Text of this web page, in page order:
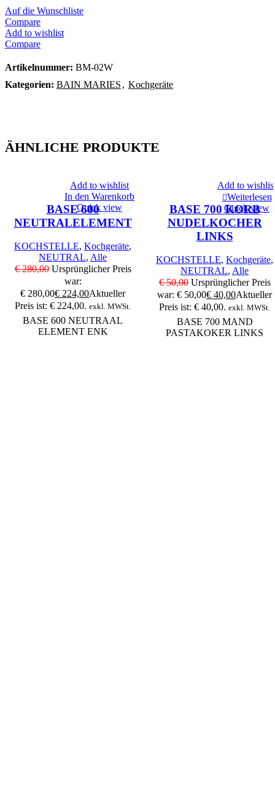
Auf die Wunschliste
Compare
Add to wishlist
Compare
Artikelnummer: BM-02W
Kategorien: BAIN MARIES , Kochgeräte
ÄHNLICHE PRODUKTE
BASE 600
NEUTRALELEMENT
KOCHSTELLE, Kochgeräte,
NEUTRAL, Alle
€280,00 Ursprünglicher Preis
war:
€ 280,00€ 224,00Aktueller
Preis ist: € 224,00. exkl. MWSt.
BASE 600 NEUTRAAL
ELEMENT ENK
Add to wishlist
In den Warenkorb
Quick view
SOLD OU
BASE 700 KORB
NUDELKOCHER
LINKS
KOCHSTELLE, Kochgeräte,
NEUTRAL, Alle
€50,00 Ursprünglicher Preis
war: € 50,00€ 40,00Aktueller
Preis ist: € 40,00. exkl. MWSt.
BASE 700 MAND
PASTAKOKER LINKS
Add to
Weiterlesen
Quick view